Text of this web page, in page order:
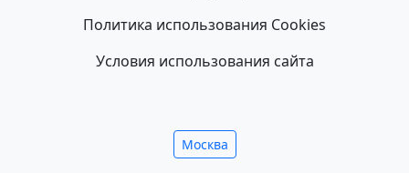
Политика использования Cookies
Условия использования сайта
Москва